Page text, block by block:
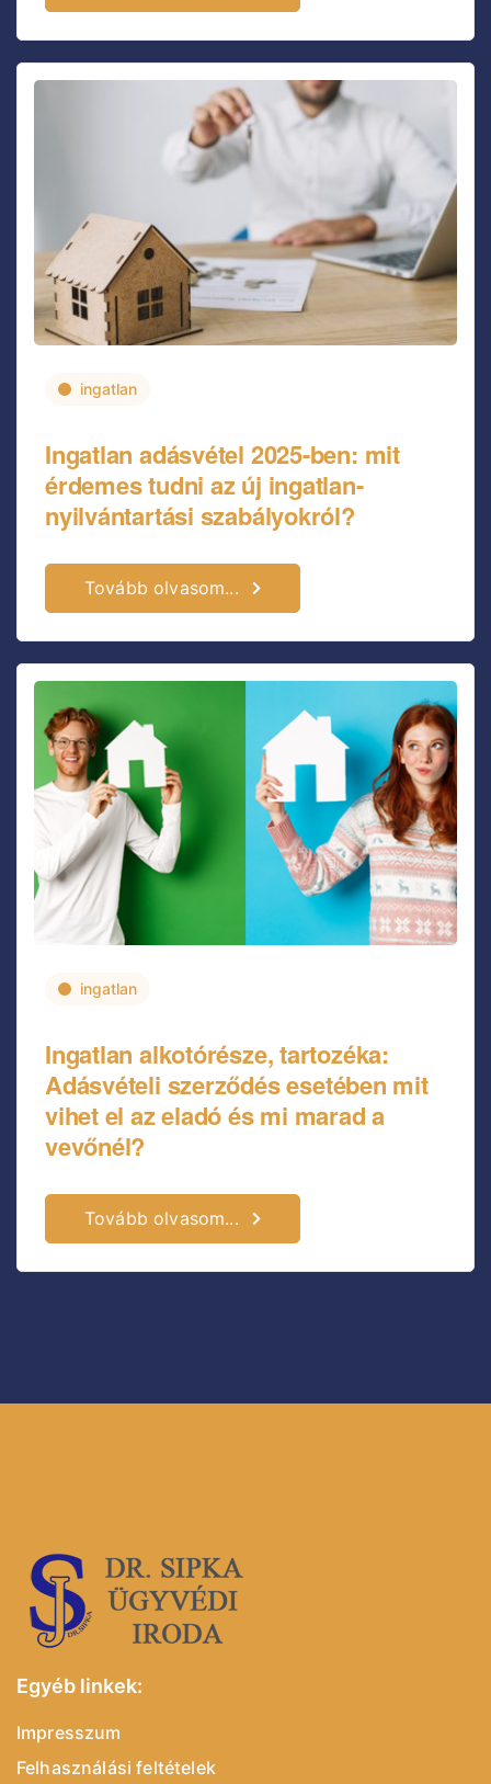
ingatlan
Ingatlan adásvétel 2025-ben: mit
érdemes tudni az új ingatlan-
nyilvántartási szabályokról?
Tovább olvasom...
ingatlan
Ingatlan alkotórésze, tartozéka:
Adásvételi szerződés esetében mit
vihet el az eladó és mi marad a
vevőnél?
Tovább olvasom...
Egyéb linkek:
Impresszum
Felhasználási feltételek